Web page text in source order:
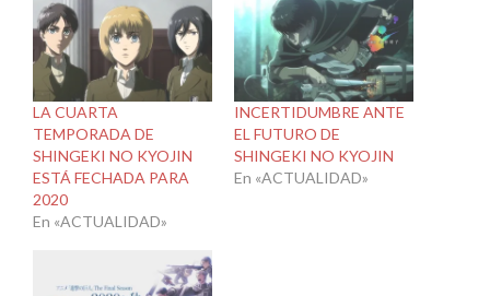
LA CUARTA
TEMPORADA DE
SHINGEKI NO KYOJIN
ESTÁ FECHADA PARA
2020
En «ACTUALIDAD»
INCERTIDUMBRE ANTE
EL FUTURO DE
SHINGEKI NO KYOJIN
En «ACTUALIDAD»